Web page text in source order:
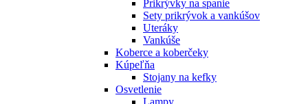
Prikrývky na spanie
Sety prikrývok a vankúšov
Uteráky
Vankúše
Koberce a koberčeky
Kúpeľňa
Stojany na kefky
Osvetlenie
Lampy